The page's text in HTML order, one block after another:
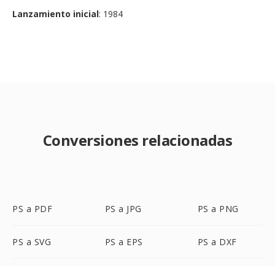
Lanzamiento inicial: 1984
Conversiones relacionadas
PS a PDF PS a JPG PS a PNG
PS a SVG PS a EPS PS a DXF